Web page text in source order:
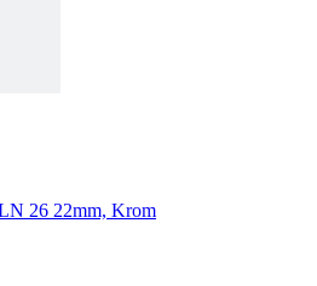
26 22mm, Krom